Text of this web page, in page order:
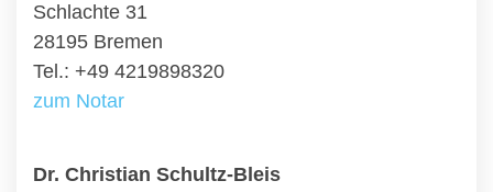
Schlachte 31
28195 Bremen
Tel.: +49 4219898320
zum Notar
Dr. Christian Schultz-Bleis